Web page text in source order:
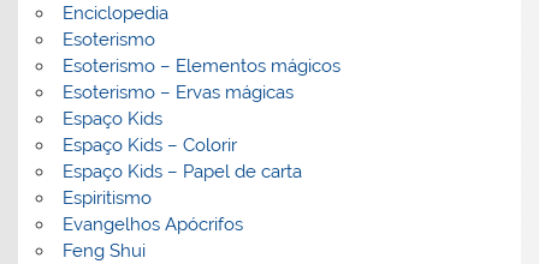
Enciclopedia
Esoterismo
Esoterismo – Elementos mágicos
Esoterismo – Ervas mágicas
Espaço Kids
Espaço Kids – Colorir
Espaço Kids – Papel de carta
Espiritismo
Evangelhos Apócrifos
Feng Shui